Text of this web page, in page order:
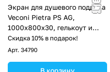
Экран для душевого поддона
Veconi Pietra PS AG,
1000x800x30, гелькоут и
стекловолокно,
антрацитово-серый
Скидка 10% в подарок!
Арт. 34790
В корзину